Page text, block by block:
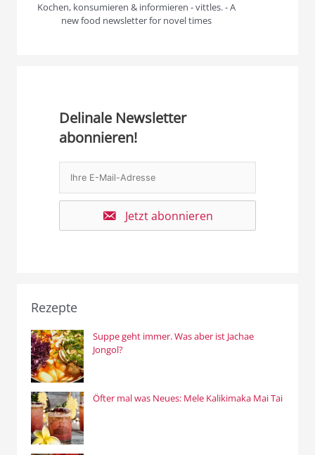
Kochen, konsumieren & informieren - vittles. - A
new food newsletter for novel times
Delinale Newsletter
abonnieren!
Jetzt abonnieren
Rezepte
Suppe geht immer. Was aber ist Jachae
Jongol?
Öfter mal was Neues: Mele Kalikimaka Mai Tai